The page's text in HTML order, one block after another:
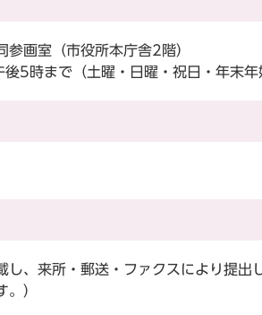
画室（市役所本庁舎2階）
5時まで（土曜・日曜・祝日・年末年
し、来所・郵送・ファクスにより提出
。）